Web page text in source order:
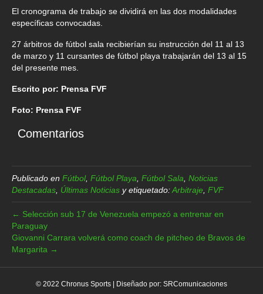
El cronograma de trabajo se dividirá en las dos modalidades
específicas convocadas.
27 árbitros de fútbol sala recibierían su instrucción del 11 al 13
de marzo y 11 cursantes de fútbol playa trabajarán del 13 al 15
del presente mes.
Escrito por: Prensa FVF
Foto: Prensa FVF
Comentarios
Publicado en Fútbol, Fútbol Playa Fútbol Sala Noticias
Destacadas Últimas Noticias y etiquetado:Arbitraje FVF
← Selección sub 17 de Venezuela empezó a entrenar en
Paraguay
Giovanni Carrara volverá como coach de pitcheo de Bravos de
Margarita →
© 2022 Chronus Sports | Diseñado por: SRComunicaciones